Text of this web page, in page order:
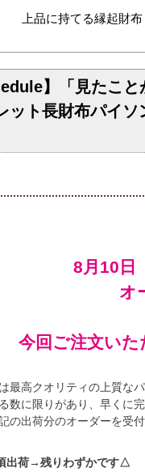
上品に持てる縁起財布
】「見たこ
ット長財布パイ
オ
今回ご注文い
最高クオリティの上質な
数に限りがあり、早くに
の出荷分のオーダーを受
出荷→残りわずかです△